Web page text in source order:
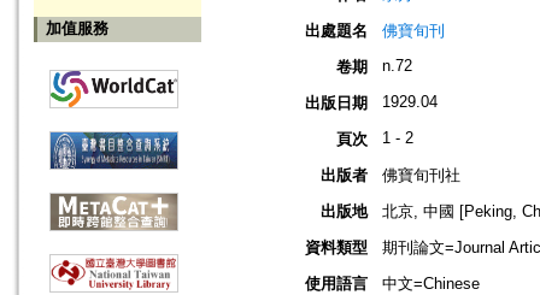
加值服務
出處題名
佛寶旬刊
卷期
n.72
出版日期 1929.04
頁次 1 - 2
出版者
佛寶旬刊社
出版地
北京, 中國 [Peking,
資料類型
期刊論文=Journal
使用語言
中文=Chinese